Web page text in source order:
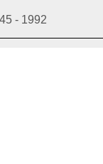
- 1992